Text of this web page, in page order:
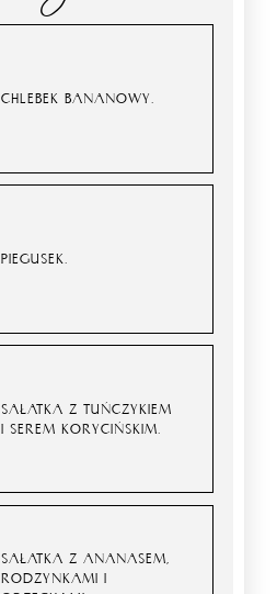
CHLEBEK BANANOWY.
PIEGUSEK.
SAŁATKA Z TUŃCZYKIEM
I SEREM KORYCIŃSKIM.
SAŁATKA Z ANANASEM,
RODZYNKAMI I